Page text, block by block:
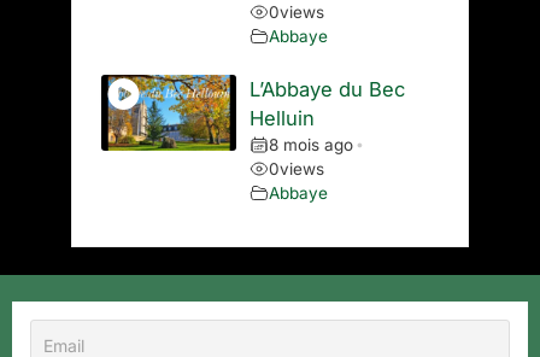
0views
Abbaye
L’Abbaye du Bec
Helluin
8 mois ago •
0views
Abbaye